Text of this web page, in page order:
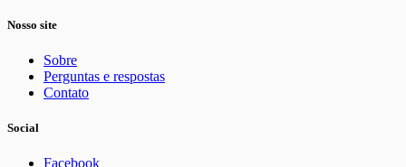
Nosso site
Sobre
Perguntas e respostas
Contato
Social
Facebook